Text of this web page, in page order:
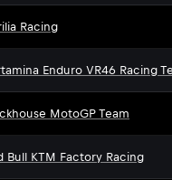
Racing
Enduro VR46 Racing
MotoGP Team
Bull KTM Factory Racing